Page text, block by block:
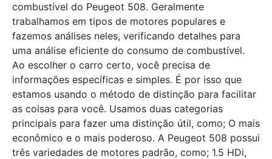
combustível do Peugeot 508. Geralmente
trabalhamos em tipos de motores populares e
fazemos análises neles, verificando detalhes para
uma análise eficiente do consumo de combustível.
Ao escolher o carro certo, você precisa de
informações específicas e simples. É por isso que
estamos usando o método de distinção para facilitar
as coisas para você. Usamos duas categorias
principais para fazer uma distinção útil, como; O mais
econômico e o mais poderoso. A Peugeot 508 possui
três variedades de motores padrão, como; 1.5 HDi,